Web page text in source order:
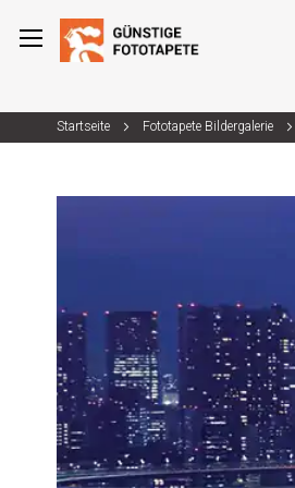
Startseite Fototapete Bildergalerie
Zum
springen